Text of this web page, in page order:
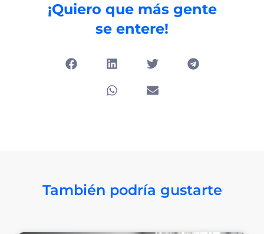
¡Quiero que más gente
se entere!
También podría gustarte